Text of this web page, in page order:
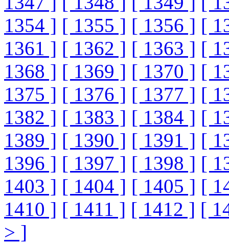
1354 ] [ 1355 ] [ 1356 ] [
1361 ] [ 1362 ] [ 1363 ] [
1368 ] [ 1369 ] [ 1370 ] [
1375 ] [ 1376 ] [ 1377 ] [
1382 ] [ 1383 ] [ 1384 ] [
1389 ] [ 1390 ] [ 1391 ] [
1396 ] [ 1397 ] [ 1398 ] [
1403 ] [ 1404 ] [ 1405 ] [
1410 ] [ 1411 ] [ 1412 ] [
> ]